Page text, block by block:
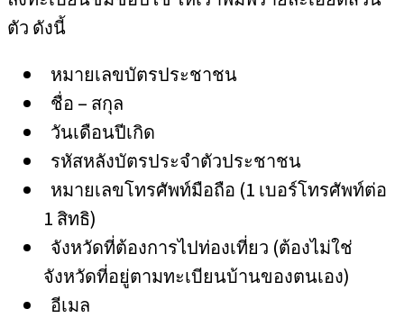
ตัว ดังนี้
หมายเลขบัตรประชาชน
ชื่อ – สกุล
วันเดือนปีเกิด
รหัสหลังบัตรประจำตัวประชาชน
หมายเลขโทรศัพท์มือถือ (1 เบอร์โทรศัพท์ต่อ
1 สิทธิ)
จังหวัดที่ต้องการไปท่องเที่ยว (ต้องไม่ใช่
จังหวัดที่อยู่ตามทะเบียนบ้านของตนเอง)
อีเมล